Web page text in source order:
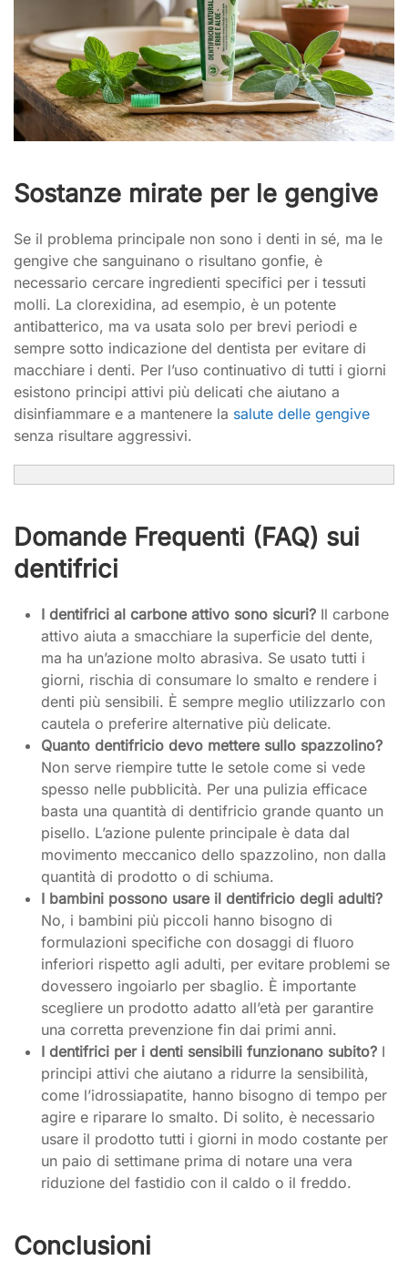
Sostanze mirate per le gengive
Se il problema principale non sono i denti in sé, ma le
gengive che sanguinano o risultano gonfie, è
necessario cercare ingredienti specifici per i tessuti
molli. La clorexidina, ad esempio, è un potente
antibatterico, ma va usata solo per brevi periodi e
sempre sotto indicazione del dentista per evitare di
macchiare i denti. Per l’uso continuativo di tutti i giorni
esistono principi attivi più delicati che aiutano a
disinfiammare e a mantenere la salute delle gengive
senza risultare aggressivi.
Domande Frequenti (FAQ) sui
dentifrici
I dentifrici al carbone attivo sono sicuri? Il carbone
attivo aiuta a smacchiare la superficie del dente,
ma ha un’azione molto abrasiva. Se usato tutti i
giorni, rischia di consumare lo smalto e rendere i
denti più sensibili. È sempre meglio utilizzarlo con
cautela o preferire alternative più delicate.
Quanto dentifricio devo mettere sullo spazzolino?
Non serve riempire tutte le setole come si vede
spesso nelle pubblicità. Per una pulizia efficace
basta una quantità di dentifricio grande quanto un
pisello. L’azione pulente principale è data dal
movimento meccanico dello spazzolino, non dalla
quantità di prodotto o di schiuma.
I bambini possono usare il dentifricio degli adulti?
No, i bambini più piccoli hanno bisogno di
formulazioni specifiche con dosaggi di fluoro
inferiori rispetto agli adulti, per evitare problemi se
dovessero ingoiarlo per sbaglio. È importante
scegliere un prodotto adatto all’età per garantire
una corretta prevenzione fin dai primi anni.
I dentifrici per i denti sensibili funzionano subito? I
principi attivi che aiutano a ridurre la sensibilità,
come l’idrossiapatite, hanno bisogno di tempo per
agire e riparare lo smalto. Di solito, è necessario
usare il prodotto tutti i giorni in modo costante per
un paio di settimane prima di notare una vera
riduzione del fastidio con il caldo o il freddo.
Conclusioni